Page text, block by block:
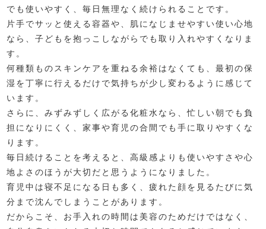
でも使いやすく、毎日無理なく続けられることです。
片手でサッと使える容器や、肌になじませやすい使い心地
なら、子どもを抱っこしながらでも取り入れやすくなりま
す。
何種類ものスキンケアを重ねる余裕はなくても、最初の保
湿を丁寧に行えるだけで気持ちが少し変わるように感じて
います。
さらに、みずみずしく広がる化粧水なら、忙しい朝でも負
担になりにくく、家事や育児の合間でも手に取りやすくな
ります。
毎日続けることを考えると、高級感よりも使いやすさや心
地よさのほうが大切だと思うようになりました。
育児中は寝不足になる日も多く、疲れた顔を見るたびに気
分まで沈んでしまうことがあります。
だからこそ、お手入れの時間は美容のためだけではなく、